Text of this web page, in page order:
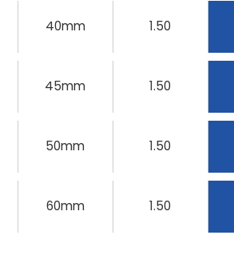
40mm 1.50
45mm 1.50
50mm 1.50
60mm 1.50